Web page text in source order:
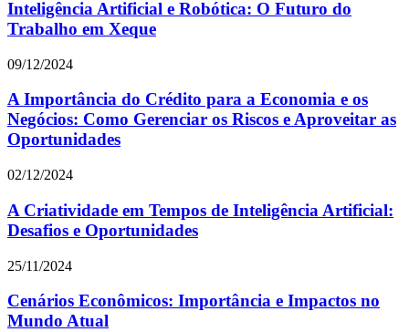
Inteligência Artificial e Robótica: O Futuro do
Trabalho em Xeque
09/12/2024
A Importância do Crédito para a Economia e os
Negócios: Como Gerenciar os Riscos e Aproveitar as
Oportunidades
02/12/2024
A Criatividade em Tempos de Inteligência Artificial:
Desafios e Oportunidades
25/11/2024
Cenários Econômicos: Importância e Impactos no
Mundo Atual